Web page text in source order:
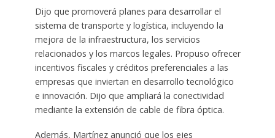
Dijo que promoverá planes para desarrollar el
sistema de transporte y logística, incluyendo la
mejora de la infraestructura, los servicios
relacionados y los marcos legales. Propuso ofrecer
incentivos fiscales y créditos preferenciales a las
empresas que inviertan en desarrollo tecnológico
e innovación. Dijo que ampliará la conectividad
mediante la extensión de cable de fibra óptica.
Además, Martínez anunció que los ejes